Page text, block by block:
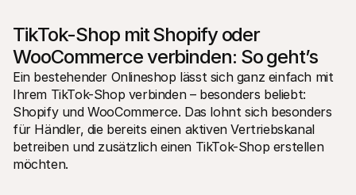
TikTok-Shop mit Shopify oder
WooCommerce verbinden: So geht’s
Ein bestehender Onlineshop lässt sich ganz einfach mit
Ihrem TikTok-Shop verbinden – besonders beliebt:
Shopify und WooCommerce. Das lohnt sich besonders
für Händler, die bereits einen aktiven Vertriebskanal
betreiben und zusätzlich einen TikTok-Shop erstellen
möchten.